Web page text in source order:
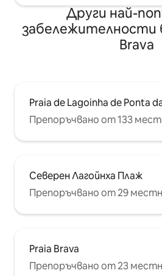
Други най-
забележителности
Brava
Praia de Lagoinha de Ponta
Препоръчвано от 133
Северен Лагойнха Плаж
Препоръчвано от 29
Praia Brava
Препоръчвано от 23